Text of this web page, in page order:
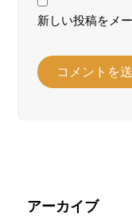
新しい投稿をメ
アーカイブ